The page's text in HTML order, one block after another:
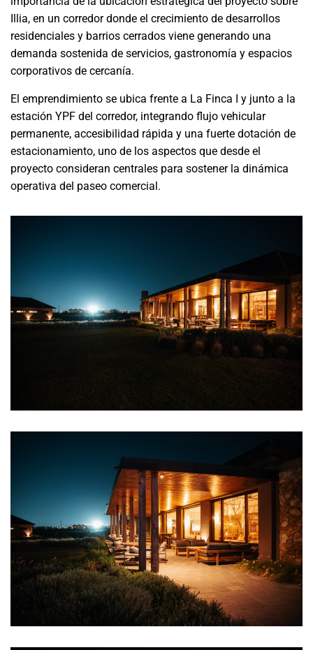
Illia, en un corredor donde el crecimiento de desarrollos
residenciales y barrios cerrados viene generando una
demanda sostenida de servicios, gastronomía y espacios
corporativos de cercanía.
El emprendimiento se ubica frente a La Finca I y junto a la
estación YPF del corredor, integrando flujo vehicular
permanente, accesibilidad rápida y una fuerte dotación de
estacionamiento, uno de los aspectos que desde el
proyecto consideran centrales para sostener la dinámica
operativa del paseo comercial.